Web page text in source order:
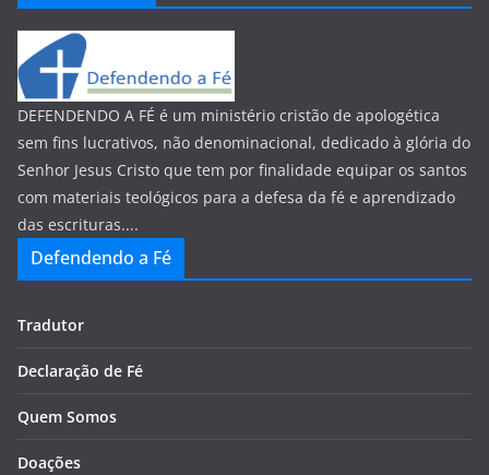
DEFENDENDO A FÉ é um ministério cristão de apologética
sem fins lucrativos, não denominacional, dedicado à glória do
Senhor Jesus Cristo que tem por finalidade equipar os santos
com materiais teológicos para a defesa da fé e aprendizado
das escrituras....
Defendendo a Fé
Tradutor
Declaração de Fé
Quem Somos
Doações